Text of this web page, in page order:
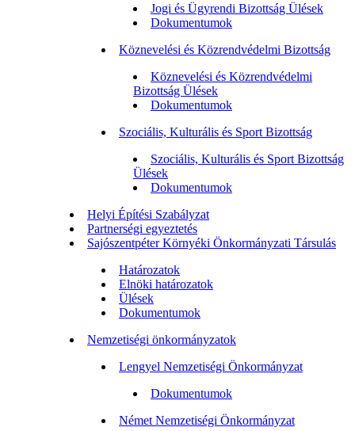
Jogi és Ügyrendi Bizottság Ülések
Dokumentumok
Köznevelési és Közrendvédelmi Bizottság
Köznevelési és Közrendvédelmi
Bizottság Ülések
Dokumentumok
Szociális, Kulturális és Sport Bizottság
Szociális, Kulturális és Sport Bizottság
Ülések
Dokumentumok
Helyi Építési Szabályzat
Partnerségi egyeztetés
Sajószentpéter Környéki Önkormányzati Társulás
Határozatok
Elnöki határozatok
Ülések
Dokumentumok
Nemzetiségi önkormányzatok
Lengyel Nemzetiségi Önkormányzat
Dokumentumok
Német Nemzetiségi Önkormányzat